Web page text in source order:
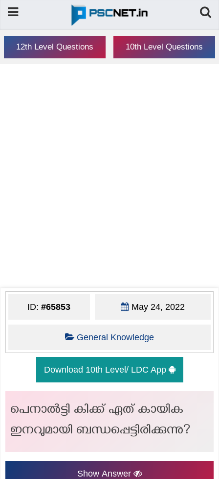
12th Level Questions 10th Level Questions
ID:#65853 May 24, 2022
General Knowledge
Download 10th Level/ LDC App
പെനാൽട്ടി കിക്ക് ഏത് കായിക
ഇനവുമായി ബന്ധപ്പെട്ടിരിക്കുന്നു?
Show Answer